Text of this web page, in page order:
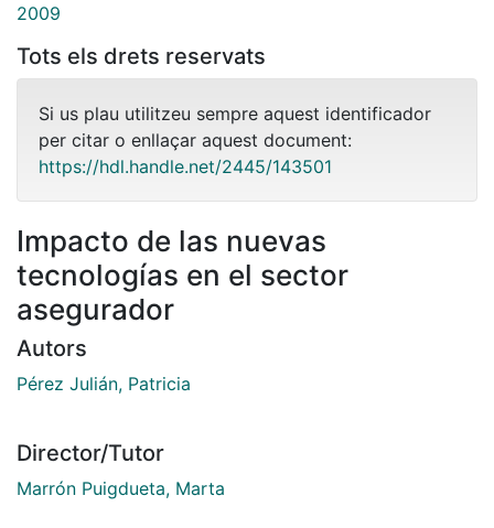
2009
Tots els drets reservats
Si us plau utilitzeu sempre aquest identificador
per citar o enllaçar aquest document:
https://hdl.handle.net/2445/143501
Impacto de las nuevas
tecnologías en el sector
asegurador
Autors
Pérez Julián, Patricia
Director/Tutor
Marrón Puigdueta, Marta